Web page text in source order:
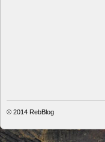
© 2014 RebBlog